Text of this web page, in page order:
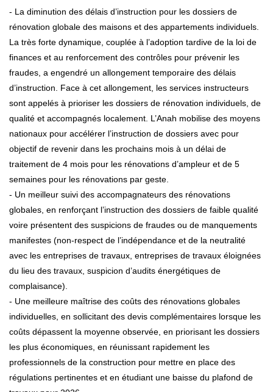
- La diminution des délais d’instruction pour les dossiers de
rénovation globale des maisons et des appartements individuels.
La très forte dynamique, couplée à l’adoption tardive de la loi de
finances et au renforcement des contrôles pour prévenir les
fraudes, a engendré un allongement temporaire des délais
d’instruction. Face à cet allongement, les services instructeurs
sont appelés à prioriser les dossiers de rénovation individuels, de
qualité et accompagnés localement. L’Anah mobilise des moyens
nationaux pour accélérer l’instruction de dossiers avec pour
objectif de revenir dans les prochains mois à un délai de
traitement de 4 mois pour les rénovations d’ampleur et de 5
semaines pour les rénovations par geste.
- Un meilleur suivi des accompagnateurs des rénovations
globales, en renforçant l’instruction des dossiers de faible qualité
voire présentent des suspicions de fraudes ou de manquements
manifestes (non-respect de l’indépendance et de la neutralité
avec les entreprises de travaux, entreprises de travaux éloignées
du lieu des travaux, suspicion d’audits énergétiques de
complaisance).
- Une meilleure maîtrise des coûts des rénovations globales
individuelles, en sollicitant des devis complémentaires lorsque les
coûts dépassent la moyenne observée, en priorisant les dossiers
les plus économiques, en réunissant rapidement les
professionnels de la construction pour mettre en place des
régulations pertinentes et en étudiant une baisse du plafond de